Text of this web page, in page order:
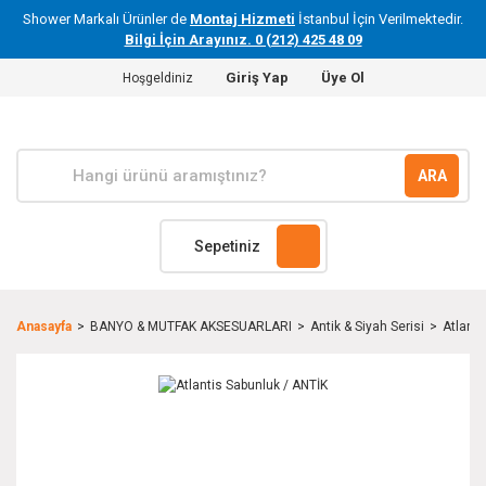
Shower Markalı Ürünler de Montaj Hizmeti İstanbul İçin Verilmektedir.
Bilgi İçin Arayınız. 0 (212) 425 48 09
Hoşgeldiniz Giriş Yap Üye Ol
ARA
Sepetiniz
Anasayfa BANYO & MUTFAK AKSESUARLARI Antik & Siyah Serisi